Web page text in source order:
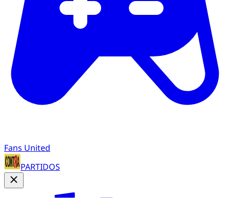
Fans United
PARTIDOS